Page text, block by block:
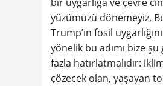
yüzümüzü dönemeyiz.
Trump’ın fosil
yönelik bu adımı bize
fazla hatırlatmalıdır:
çözecek olan, yaşayan